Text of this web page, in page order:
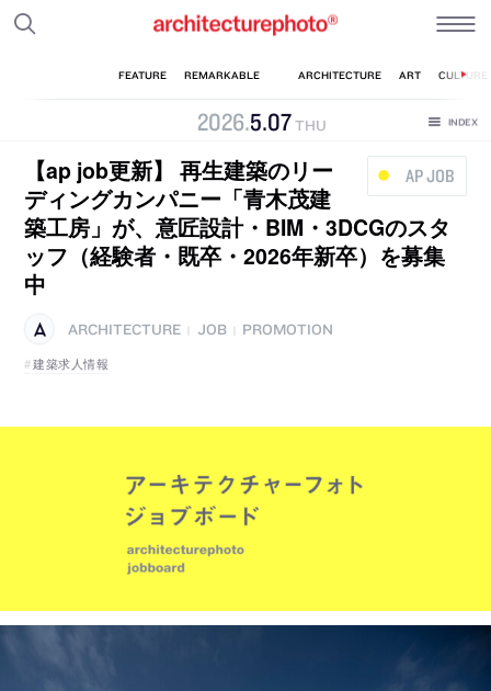
2026.5.07THU
AP JOB
【ap job更新】 再生建築のリー
ディングカンパニー「青木茂建
築工房」が、意匠設計・BIM・3DCGのスタ
ッフ（経験者・既卒・2026年新卒）を募集
中
ARCHITECTURE JOB
PROMOTION
建築求人情報